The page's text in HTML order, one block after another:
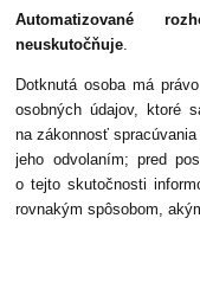
Automatizované
neuskutočňuje.
Dotknutá osoba má
osobných údajov, ktoré
na zákonnosť
jeho odvolaním; pred
o tejto skutočnosti
rovnakým spôsobom,